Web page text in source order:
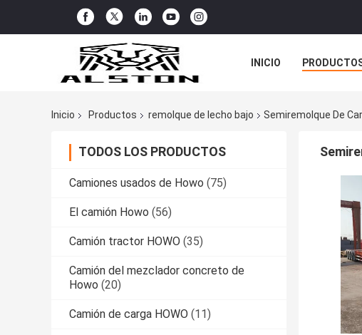
INICIO
Inicio
Productos remolque de lecho bajo Semiremolque De
TODOS LOS PRODUCTOS
Camiones usados de Howo (75)
El camión Howo (56)
Camión tractor HOWO (35)
Camión del mezclador concreto de
Howo (20)
Camión de carga HOWO (11)